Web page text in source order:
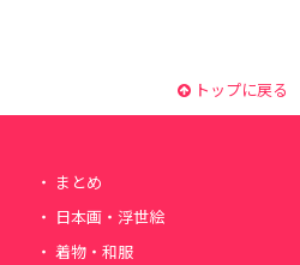
トップに戻る
まとめ
日本画・浮世絵
着物・和服